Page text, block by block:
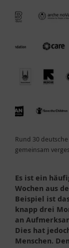
Rund 30
gemeinsam
Es ist ein
Wochen aus
Beispiel ist
knapp drei
an
Dies hat
Menschen.